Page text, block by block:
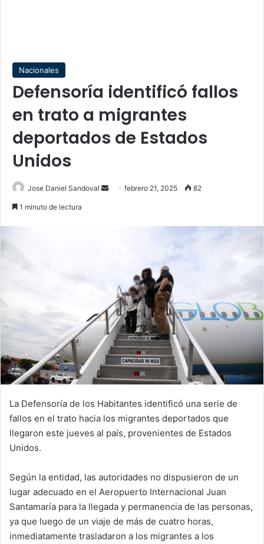
Nacionales
Defensoría identificó fallos
en trato a migrantes
deportados de Estados
Unidos
Jose Daniel Sandoval
Sendfebrero 21, 2025 82
1 minuto de lectura
La Defensoría de los Habitantes identificó una serie de
fallos en el trato hacia los migrantes deportados que
llegaron este jueves al país, provenientes de Estados
Unidos.
Según la entidad, las autoridades no dispusieron de un
lugar adecuado en el Aeropuerto Internacional Juan
Santamaría para la llegada y permanencia de las personas,
ya que luego de un viaje de más de cuatro horas,
inmediatamente trasladaron a los migrantes a los